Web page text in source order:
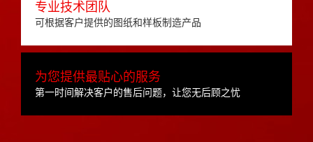
专业技术团队
可根据客户提供的图纸和样板制造产品
为您提供最贴心的服务
第一时间解决客户的售后问题，让您无后顾之忧